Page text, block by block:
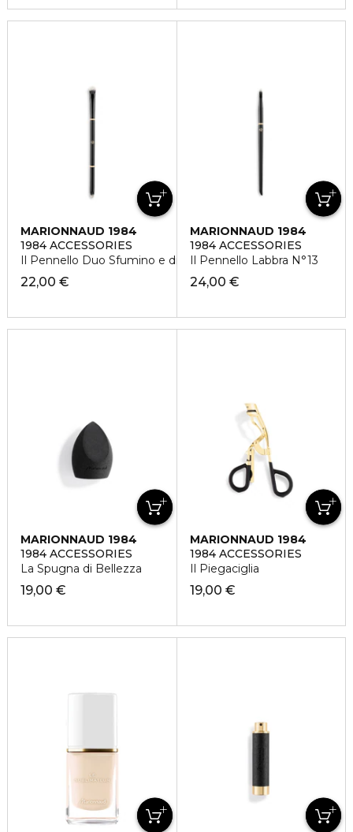
MARIONNAUD 1984
1984 ACCESSORIES
Il Pennello Duo Sfumino e di Precisione N°12
22,00 €
MARIONNAUD 1984
1984 ACCESSORIES
Il Pennello Labbra N°13
24,00 €
MARIONNAUD 1984
1984 ACCESSORIES
La Spugna di Bellezza
19,00 €
MARIONNAUD 1984
1984 ACCESSORIES
Il Piegaciglia
19,00 €